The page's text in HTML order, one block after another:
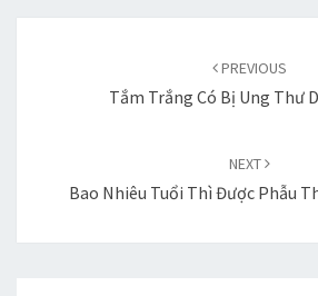
PREVIOUS
Tắm Trắng Có Bị Ung Thư
NEXT
Bao Nhiêu Tuổi Thì Được Phẫu